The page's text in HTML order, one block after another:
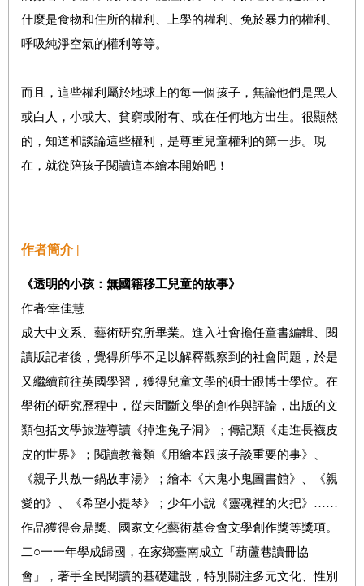
什麼是食物和住所的權利、上學的權利、免於暴力的權利、
呼吸純淨空氣的權利等等。
而且，這些權利屬於地球上的每一個孩子，無論他們是黑人
或白人，小或大、貧窮或附有、或在任何地方出生。很顯然
的，知道和談論這些權利，是尊重兒童權利的第一步。現
在，就從陪孩子閱讀這本繪本開始吧！
作者簡介 |
《透明的小孩： 無國籍移工兒童的故事》
作者∕幸佳慧
成大中文系、藝術研究所畢業。進入社會擔任童書編輯、閱
讀版記者後，覺得所學不足以解釋觀察到的社會問題，於是
又繼續前往英國學習，獲得兒童文學的碩士跟博士學位。在
學術的研究歷程中，從未間斷文學的創作與評論，出版的文
類包括文學旅遊導讀《掉進兔子洞》；傳記類《走進長襪皮
皮的世界》；閱讀教養類《用繪本跟孩子談重要的事》、
《親子共敖一鍋故事湯》；繪本《大鬼小鬼圖書館》、《親
愛的》、《希望小提琴》；少年小說《靈魂裡的火把》……
作品獲得金鼎獎、國家文化藝術基金會文學創作獎等獎項。
二○一一年學成歸國，在家鄉臺南成立「葫蘆巷讀冊協
會」，著手全民閱讀的基礎建設，特別關注多元文化、性別